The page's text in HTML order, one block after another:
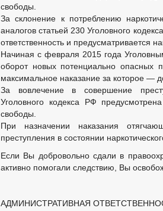
свободы.
За склонение к потреблению
аналогов статьей 230 Уголовного
ответственность и предусматривается
Начиная с февраля 2015 года
оборот новых потенциально опасных
максимальное наказание за которое —
За вовлечение в совершение
Уголовного кодекса РФ
свободы.
При назначении наказания
преступления в состоянии
Если Вы добровольно сдали в
активно помогали следствию, Вы
АДМИНИСТРАТИВНАЯ